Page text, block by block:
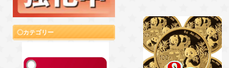
カテゴリー